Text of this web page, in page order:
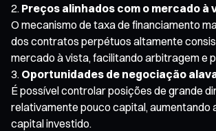
Preços alinhados com o mercado à
O mecanismo de taxa de financiamento
dos contratos perpétuos altamente
mercado à vista, facilitando arbitragem e
Oportunidades de negociação
É possível controlar posições de grande
relativamente pouco capital, aumentando
capital investido.